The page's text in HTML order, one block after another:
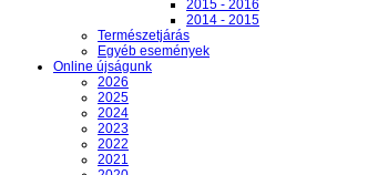
2015 - 2016
2014 - 2015
Természetjárás
Egyéb események
Online újságunk
2026
2025
2024
2023
2022
2021